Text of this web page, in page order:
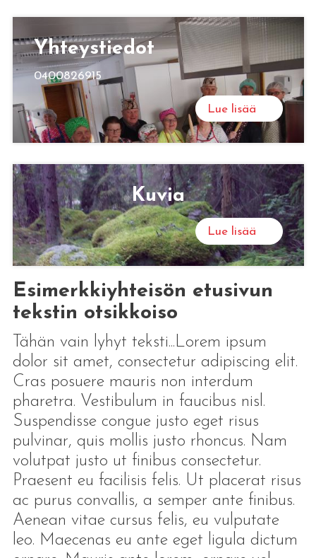
Yh­teys­tie­dot
0400826915
Lue lisää
Kuvia
Lue lisää
Esimerkkiyhteisön etusivun
tekstin otsikkoiso
Tähän vain lyhyt teksti...Lorem ipsum
dolor sit amet, consectetur adipiscing elit.
Cras posuere mauris non interdum
pharetra. Vestibulum in faucibus nisl.
Suspendisse congue justo eget risus
pulvinar, quis mollis justo rhoncus. Nam
volutpat justo ut finibus consectetur.
Praesent eu facilisis felis. Ut placerat risus
ac purus convallis, a semper ante finibus.
Aenean vitae cursus felis, eu vulputate
leo. Maecenas eu ante eget ligula dictum